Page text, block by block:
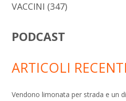
VACCINI (347)
PODCAST
ARTICOLI RECENTI
Vendono limonata per strada e un